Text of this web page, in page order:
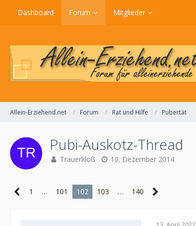
Dashboard Forum Mitglieder
Allein-Erziehend.net Forum Rat und Hilfe Pubertät
Pubi-Auskotz-Thread
Trauerkloß 10. Dezember 2014
1 … 101 102 103 … 140